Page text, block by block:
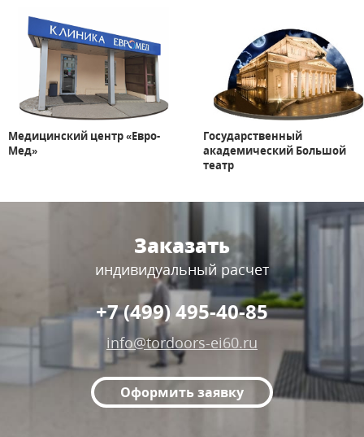
центр «Евро-
Государственный
академический Большой
Заказать
индивидуальный расчет
Оформить заявку
+7 (499) 495-40-85
info@tordoors-ei60.ru